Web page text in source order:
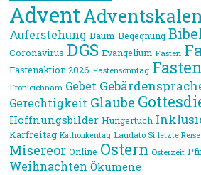
Advent
Auferstehung Baum Begegnung
Coronavirus DGS Evangelium Fasten
Fastenaktion 2026 Fastensonntag
Fronleichnam Gebet
Gerechtigkeit Glaube
Hoffnungsbilder Hungertuch
Karfreitag Katholikentag Laudato Si letzte Reise
Misereor Online Ostern Osterzeit
Weihnachten Ökumene